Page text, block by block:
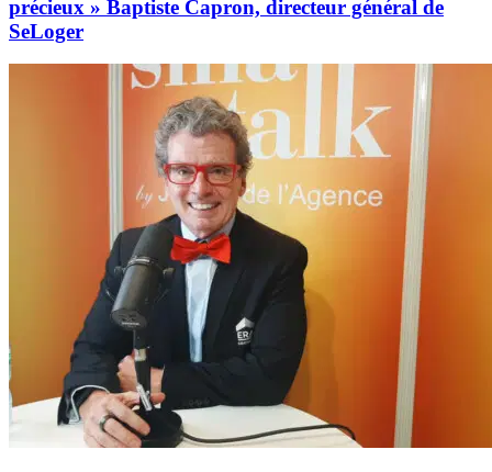
précieux » Baptiste Capron, directeur général de
SeLoger